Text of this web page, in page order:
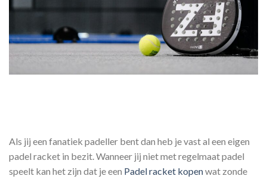
Als jij een fanatiek padeller bent dan heb je vast al een eigen
padel racket in bezit. Wanneer jij niet met regelmaat padel
speelt kan het zijn dat je een Padel racket kopenwat zonde